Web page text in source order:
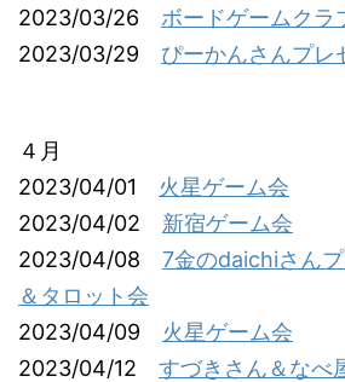
2023/03/26 ボードゲームクラ
2023/03/29 ぴーかんさんプレ
４月
2023/04/01 火星ゲーム会
2023/04/02 新宿ゲーム会
2023/04/08 7金のdaichiさん
＆タロット会
2023/04/09 火星ゲーム会
2023/04/12 すづきさん＆なべ